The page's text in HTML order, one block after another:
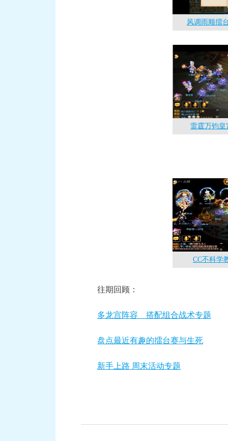
风调雨顺擂
雷霆万钧皇
CC不科学
往期回顾：
多龙宫阵容 搭配组合战术专题
盘点最近有趣的擂台赛与生死
新手上路 周末活动专题